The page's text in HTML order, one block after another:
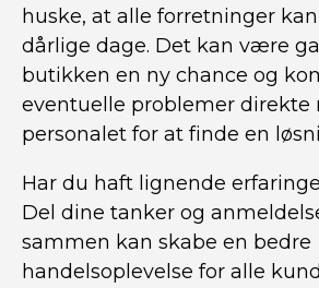
huske, at alle forretninger
dårlige dage. Det kan være
butikken en ny chance og
eventuelle problemer direkte
personalet for at finde en
Har du haft lignende
Del dine tanker og
sammen kan skabe en bedre
handelsoplevelse for alle